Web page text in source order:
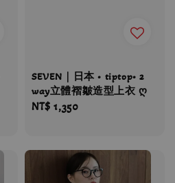
SEVEN｜日本 • tiptop• 2
way立體褶皺造型上衣 ღ
Regular
NT$ 1,350